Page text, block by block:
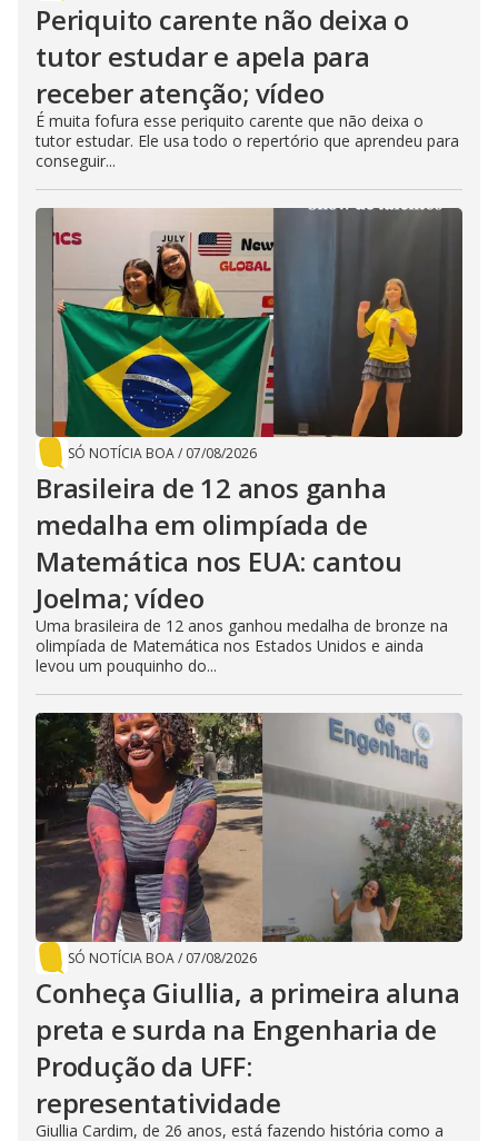
Periquito carente não deixa o
tutor estudar e apela para
receber atenção; vídeo
É muita fofura esse periquito carente que não deixa o
tutor estudar. Ele usa todo o repertório que aprendeu para
conseguir...
SÓ NOTÍCIA BOA/ 07/08/2026
Brasileira de 12 anos ganha
medalha em olimpíada de
Matemática nos EUA: cantou
Joelma; vídeo
Uma brasileira de 12 anos ganhou medalha de bronze na
olimpíada de Matemática nos Estados Unidos e ainda
levou um pouquinho do...
SÓ NOTÍCIA BOA/ 07/08/2026
Conheça Giullia, a primeira aluna
preta e surda na Engenharia de
Produção da UFF:
representatividade
Giullia Cardim, de 26 anos, está fazendo história como a